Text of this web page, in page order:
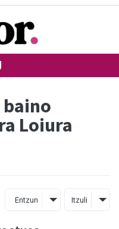
baino
Loiura
Entzun Itzuli